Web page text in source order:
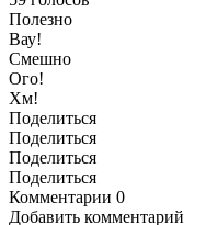
Полезно
Вау!
Смешно
Ого!
Хм!
Поделиться
Поделиться
Поделиться
Поделиться
Комментарии 0
Добавить комментарий